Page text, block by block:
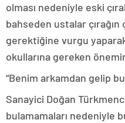
olması nedeniyle eski
bahseden ustalar
gerektiğine vurgu
okullarına gereken
“Benim arkamdan gelip
Sanayici Doğan
bulamamaları nedeniyle